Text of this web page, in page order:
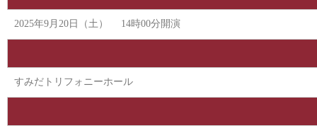
2025年9月20日（土） 14時00分開演
すみだトリフォニーホール